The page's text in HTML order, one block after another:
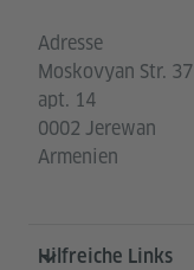
Adresse
Moskovyan Str. 37
apt. 14
0002 Jerewan
Armenien
Hilfreiche Links